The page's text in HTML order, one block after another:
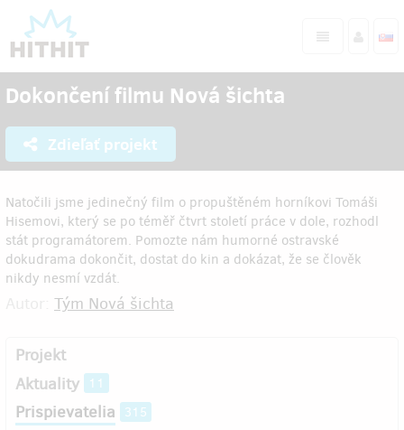
Dokončení filmu Nová šichta
Zdieľať projekt
Natočili jsme jedinečný film o propuštěném horníkovi Tomáši
Hisemovi, který se po téměř čtvrt století práce v dole, rozhodl
stát programátorem. Pomozte nám humorné ostravské
dokudrama dokončit, dostat do kin a dokázat, že se člověk
nikdy nesmí vzdát.
Tým Nová šichta
Projekt
Aktuality
11
Prispievatelia 315